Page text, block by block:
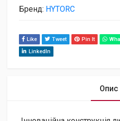
Бренд: HYTORC
Like Tweet Pin It
LinkedIn
Опис